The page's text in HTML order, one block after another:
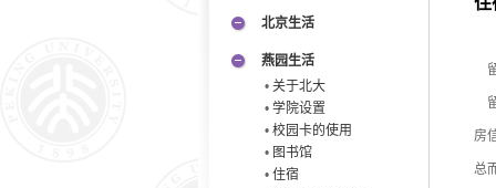
北京生活
燕园生活
• 关于北大
• 学院设置
• 校园卡的使用
• 图书馆
• 住宿
房
总